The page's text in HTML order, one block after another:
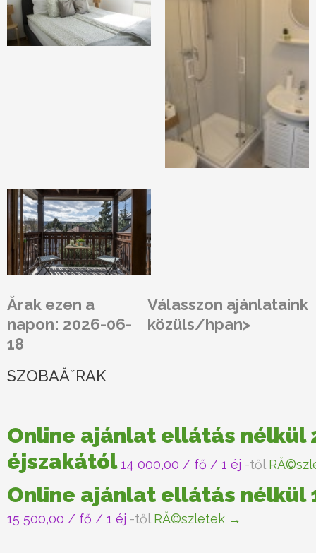
Ărak ezen a
napon: 2026-06-
18
Válasszon ajánlataink
közüls/hpan>
SZOBAĂˇRAK
Online ajánlat ellátás nélkül
éjszakától 14 000,00 / fő / 1 éj -től
Online ajánlat ellátás nélkül
15 500,00 / fő / 1 éj -től RĂ©szletek →